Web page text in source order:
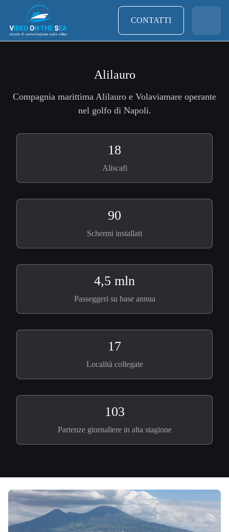
CONTATTI
Alilauro
Compagnia marittima Alilauro e Volaviamare operante
nel golfo di Napoli.
18
Aliscafi
90
Schermi installati
4,5 mln
Passeggeri su base annua
17
Località collegate
103
Partenze giornaliere in alta stagione